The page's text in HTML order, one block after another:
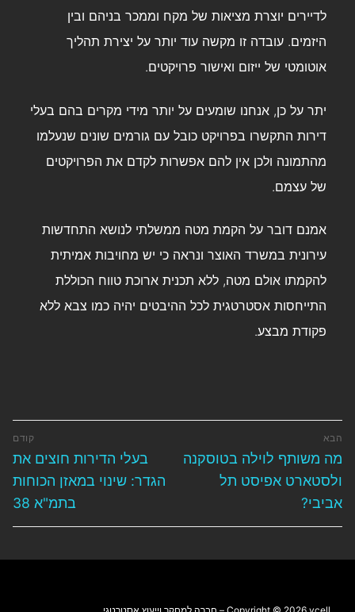
לדיירים יוצרת מציאות של מקח וממכר בניהם ובין
היזמים. עובדה זו מקשה עוד יותר על יצירת תהליך
אוטומטי של ייזום ואישור פרויקטים.
יתר על כן, אנחנו שומעים על יותר מידי מקרים בהם בעלי
דירות התקשרו בפרויקט כובל עם גורמים שונים שנעלמו
מהתמונה ולכן אין להם אפשרות לקדם את הפרויקטים
של עצמם.
אמנם דובר על הקמת מטה ממשלתי לנושא התחדשות
עירונית במשרד האוצר ונראה כי יש מחויבות אמיתית
להקמתו אולם מטה, ללא תכנית ארוכת טווח הכוללת
התייחסות אסטרטגית לכל ההיבטים יהיה כמו צבא ללא
פקודת מבצע.
קודם
בעלי הדירות חוצים את
הגדר: שינוי במאזן הכוחות
בתמ"א 38
הבא
מה משותף לוילה בטוסקנה
ולסטארט אפיסט תל
אביבי?